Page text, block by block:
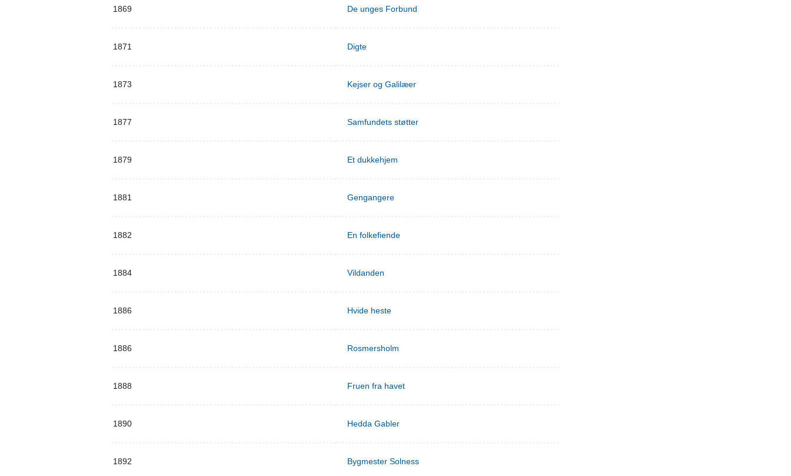
1869 De unges Forbund
1871 Digte
1873 Kejser og Galilæer
1877 Samfundets støtter
1879 Et dukkehjem
1881 Gengangere
1882 En folkefiende
1884 Vildanden
1886 Hvide heste
1886 Rosmersholm
1888 Fruen fra havet
1890 Hedda Gabler
1892 Bygmester Solness